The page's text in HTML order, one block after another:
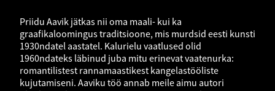
Priidu Aavik jätkas nii oma maali- kui ka
graafikaloomingus traditsioone, mis murdsid eesti kunsti
1930ndatel aastatel. Kalurielu vaatlused olid
1960ndateks läbinud juba mitu erinevat vaatenurka:
romantilistest rannamaastikest kangelastööliste
kujutamiseni. Aaviku töö annab meile aimu autori